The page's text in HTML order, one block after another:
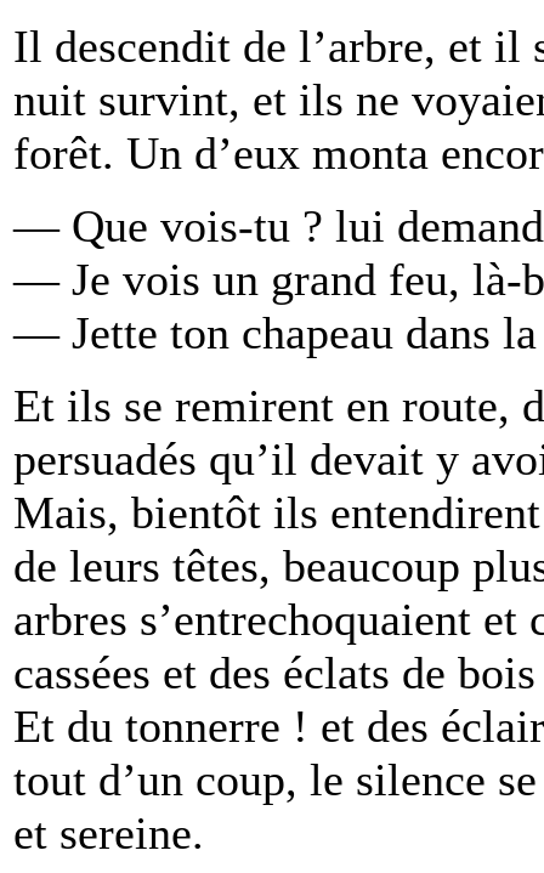
Il descendit de l’arbre, et il
nuit survint, et ils ne
forêt. Un d’eux monta
— Que vois-tu ? lui
— Je vois un grand feu, là-
— Jette ton chapeau dans
Et ils se remirent en route,
persuadés qu’il devait y
Mais, bientôt ils
de leurs têtes, beaucoup
arbres s’entrechoquaient et
cassées et des éclats de
Et du tonnerre ! et des
tout d’un coup, le silence
et sereine.